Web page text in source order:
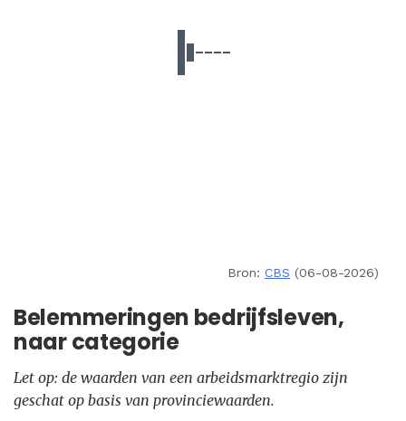
Bron: CBS (06-08-2026)
Belemmeringen bedrijfsleven,
naar categorie
Let op: de waarden van een arbeidsmarktregio zijn
geschat op basis van provinciewaarden.